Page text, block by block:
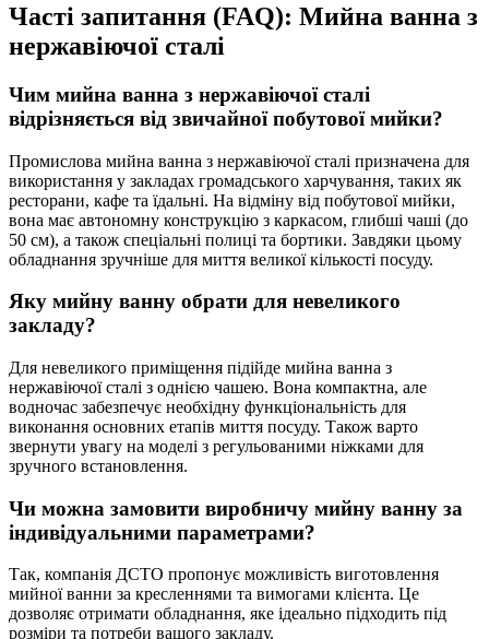
Часті запитання (FAQ): Мийна ванна з
нержавіючої сталі
Чим мийна ванна з нержавіючої сталі
відрізняється від звичайної побутової мийки?
Промислова мийна ванна з нержавіючої сталі призначена для
використання у закладах громадського харчування, таких як
ресторани, кафе та їдальні. На відміну від побутової мийки,
вона має автономну конструкцію з каркасом, глибші чаші (до
50 см), а також спеціальні полиці та бортики. Завдяки цьому
обладнання зручніше для миття великої кількості посуду.
Яку мийну ванну обрати для невеликого
закладу?
Для невеликого приміщення підійде мийна ванна з
нержавіючої сталі з однією чашею. Вона компактна, але
водночас забезпечує необхідну функціональність для
виконання основних етапів миття посуду. Також варто
звернути увагу на моделі з регульованими ніжками для
зручного встановлення.
Чи можна замовити виробничу мийну ванну за
індивідуальними параметрами?
Так, компанія ДСТО пропонує можливість виготовлення
мийної ванни за кресленнями та вимогами клієнта. Це
дозволяє отримати обладнання, яке ідеально підходить під
розміри та потреби вашого закладу.